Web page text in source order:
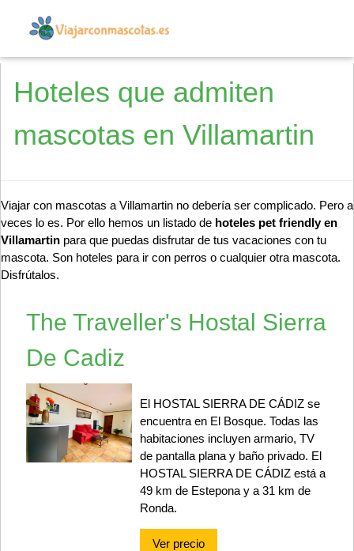
Hoteles que admiten
mascotas en Villamartin
Viajar con mascotas a Villamartin no debería ser complicado. Pero a
veces lo es. Por ello hemos un listado de hoteles pet friendly en
Villamartin para que puedas disfrutar de tus vacaciones con tu
mascota. Son hoteles para ir con perros o cualquier otra mascota.
Disfrútalos.
The Traveller's Hostal Sierra
De Cadiz
El HOSTAL SIERRA DE CÁDIZ se
encuentra en El Bosque. Todas las
habitaciones incluyen armario, TV
de pantalla plana y baño privado. El
HOSTAL SIERRA DE CÁDIZ está a
49 km de Estepona y a 31 km de
Ronda.
Ver precio